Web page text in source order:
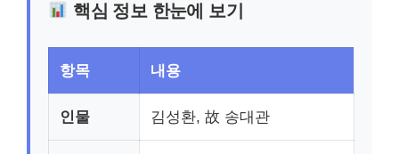
핵심 정보 한눈에 보기
항목 내용
인물 김성환, 故 송대관